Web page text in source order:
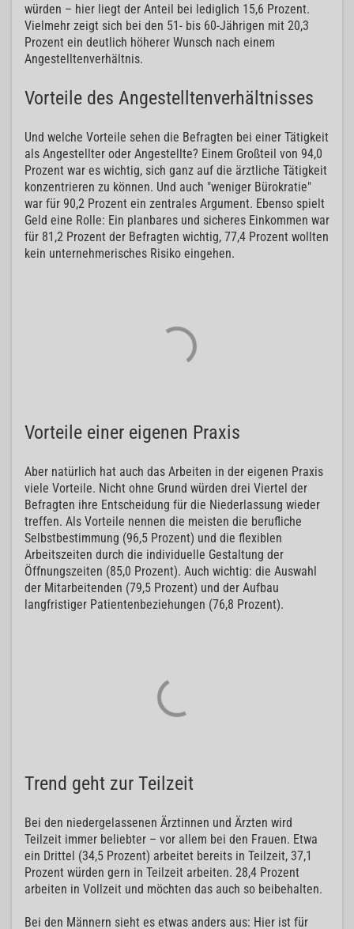
würden – hier liegt der Anteil bei lediglich 15,6 Prozent.
Vielmehr zeigt sich bei den 51- bis 60-Jährigen mit 20,3
Prozent ein deutlich höherer Wunsch nach einem
Angestelltenverhältnis.
Vorteile des Angestelltenverhältnisses
Und welche Vorteile sehen die Befragten bei einer Tätigkeit
als Angestellter oder Angestellte? Einem Großteil von 94,0
Prozent war es wichtig, sich ganz auf die ärztliche Tätigkeit
konzentrieren zu können. Und auch "weniger Bürokratie"
war für 90,2 Prozent ein zentrales Argument. Ebenso spielt
Geld eine Rolle: Ein planbares und sicheres Einkommen war
für 81,2 Prozent der Befragten wichtig, 77,4 Prozent wollten
kein unternehmerisches Risiko eingehen.
Vorteile einer eigenen Praxis
Aber natürlich hat auch das Arbeiten in der eigenen Praxis
viele Vorteile. Nicht ohne Grund würden drei Viertel der
Befragten ihre Entscheidung für die Niederlassung wieder
treffen. Als Vorteile nennen die meisten die berufliche
Selbstbestimmung (96,5 Prozent) und die flexiblen
Arbeitszeiten durch die individuelle Gestaltung der
Öffnungszeiten (85,0 Prozent). Auch wichtig: die Auswahl
der Mitarbeitenden (79,5 Prozent) und der Aufbau
langfristiger Patientenbeziehungen (76,8 Prozent).
Trend geht zur Teilzeit
Bei den niedergelassenen Ärztinnen und Ärzten wird
Teilzeit immer beliebter – vor allem bei den Frauen. Etwa
ein Drittel (34,5 Prozent) arbeitet bereits in Teilzeit, 37,1
Prozent würden gern in Teilzeit arbeiten. 28,4 Prozent
arbeiten in Vollzeit und möchten das auch so beibehalten.
Bei den Männern sieht es etwas anders aus: Hier ist für